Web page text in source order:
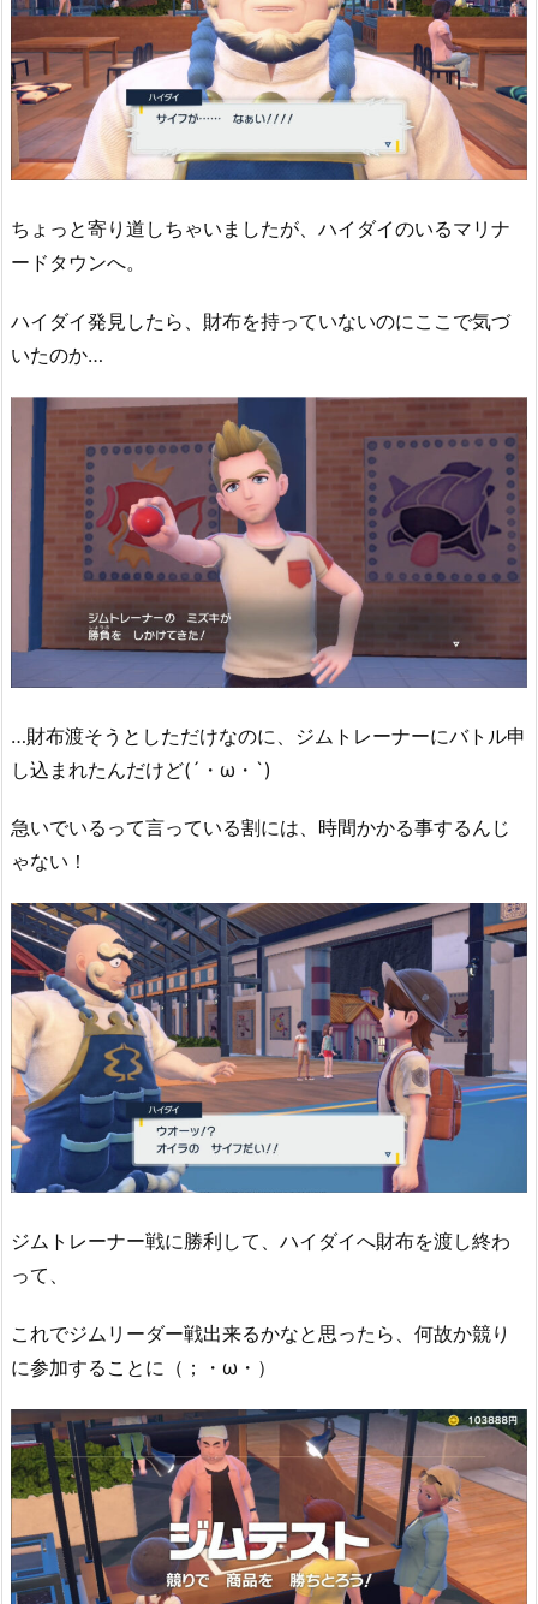
ちょっと寄り道しちゃいましたが、ハイダイのいるマリナ
ードタウンへ。
ハイダイ発見したら、財布を持っていないのにここで気づ
いたのか…
…財布渡そうとしただけなのに、ジムトレーナーにバトル申
し込まれたんだけど(´・ω・`)
急いでいるって言っている割には、時間かかる事するんじ
ゃない！
ジムトレーナー戦に勝利して、ハイダイへ財布を渡し終わ
って、
これでジムリーダー戦出来るかなと思ったら、何故か競り
に参加することに（；・ω・）